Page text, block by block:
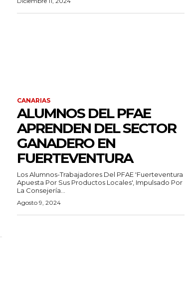
CANARIAS
ALUMNOS DEL PFAE
APRENDEN DEL SECTOR
GANADERO EN
FUERTEVENTURA
Los Alumnos-Trabajadores Del PFAE 'Fuerteventura
Apuesta Por Sus Productos Locales', Impulsado Por
La Consejería...
Agosto 9, 2024